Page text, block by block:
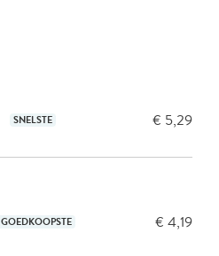
SNELSTE € 5,29
GOEDKOOPSTE € 4,19